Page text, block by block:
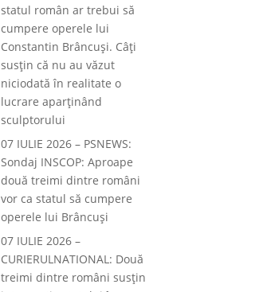
statul român ar trebui să
cumpere operele lui
Constantin Brâncuși. Câți
susțin că nu au văzut
niciodată în realitate o
lucrare aparținând
sculptorului
07 IULIE 2026 – PSNEWS:
Sondaj INSCOP: Aproape
două treimi dintre români
vor ca statul să cumpere
operele lui Brâncuși
07 IULIE 2026 –
CURIERULNATIONAL: Două
treimi dintre români susțin